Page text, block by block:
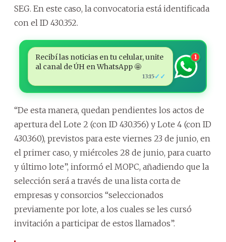
SEG. En este caso, la convocatoria está identificada
con el ID 430.352.
Recibí las noticias en tu celular, unite
al canal de ÚH en WhatsApp 🤩
13:15✓✓
1
“De esta manera, quedan pendientes los actos de
apertura del Lote 2 (con ID 430.356) y Lote 4 (con ID
430.360), previstos para este viernes 23 de junio, en
el primer caso, y miércoles 28 de junio, para cuarto
y último lote”, informó el MOPC, añadiendo que la
selección será a través de una lista corta de
empresas y consorcios “seleccionados
previamente por lote, a los cuales se les cursó
invitación a participar de estos llamados”.